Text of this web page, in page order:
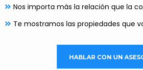
Nos importa más la relación que la
Te mostramos las propiedades que
HABLAR CON UN